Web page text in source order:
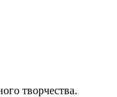
творчества.